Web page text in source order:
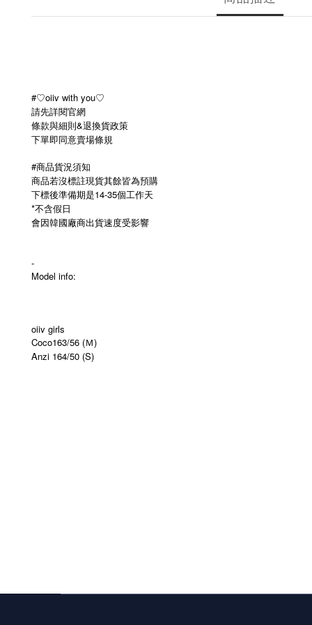
#♡oiiv with you♡
請先詳閱官網
條款與細則&退換貨政策
下單即同意賣場條規
#商品貨況須知
商品若沒標註現貨其餘皆為預購
下標後準備期是14-35個工作天
*不含假日
會因韓國廠商出貨速度受影響
-
Model info:
oiiv girls
Coco163/56 (Ｍ)
Anzi 164/50 (S)